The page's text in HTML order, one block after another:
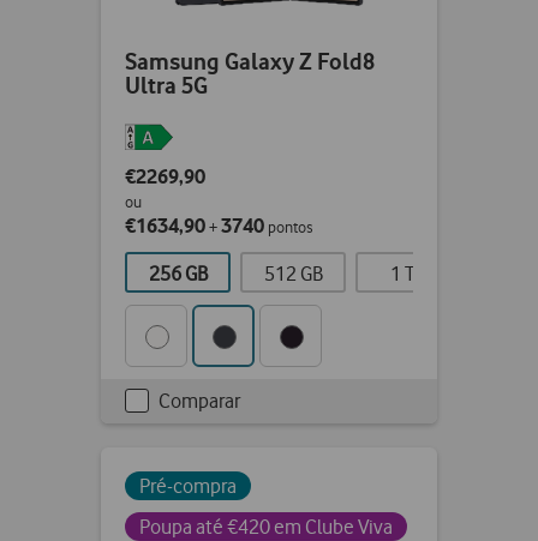
Samsung Galaxy Z Fold8
Ultra 5G
€2269,90
ou
€1634,90+3740 pontos
256 GB 512 GB 1 TB
Checkbox
Comparar
Pré-compra
Poupa até €420 em Clube Viva